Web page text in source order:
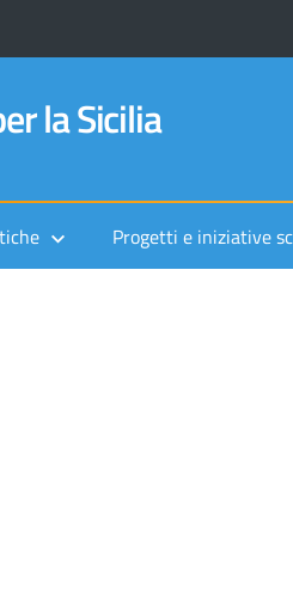
la Sicilia
Progetti e iniziative